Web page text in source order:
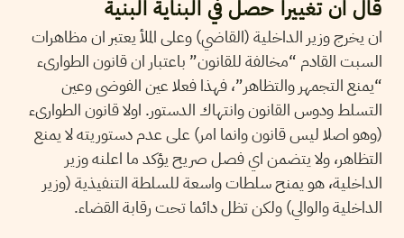
قال ان تغييرا حصل في البناية البنية
ان يخرج وزير الداخلية (القاضي) وعلى الملأ يعتبر ان مظاهرات
السبت القادم “مخالفة للقانون” باعتبار ان قانون الطوارىء
“يمنع التجمهر والتظاهر”، فهذا فعلا عين الفوضى وعين
التسلط ودوس القانون وانتهاك الدستور. اولا قانون الطوارىء
(وهو اصلا ليس قانون وانما امر) على عدم دستوريته لا يمنع
التظاهر، ولا يتضمن اي فصل صريح يؤكد ما اعلنه وزير
الداخلية، هو يمنح سلطات واسعة للسلطة التنفيذية (وزير
الداخلية والوالي) ولكن تظل دائما تحت رقابة القضاء.